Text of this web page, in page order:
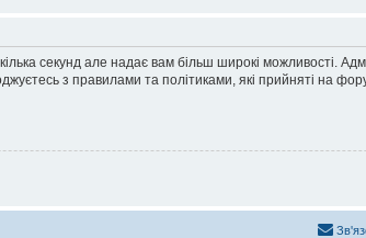
секунд але надає вам більш широкі можливості.
з правилами та політиками, які прийняті на